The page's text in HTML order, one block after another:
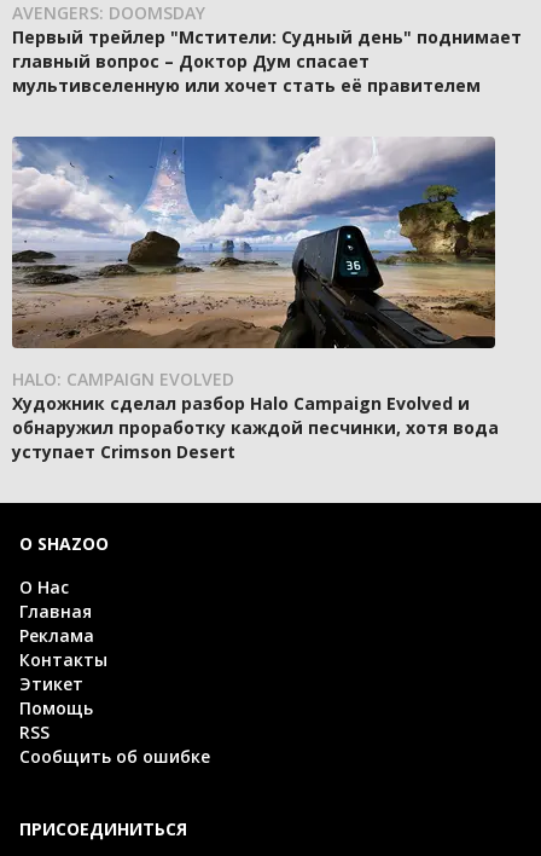
AVENGERS: DOOMSDAY
Первый трейлер "Мстители: Судный день" поднимает
главный вопрос – Доктор Дум спасает
мультивселенную или хочет стать её правителем
HALO: CAMPAIGN EVOLVED
Художник сделал разбор Halo Campaign Evolved и
обнаружил проработку каждой песчинки, хотя вода
уступает Crimson Desert
О SHAZOO
О Нас
Главная
Реклама
Контакты
Этикет
Помощь
RSS
Сообщить об ошибке
ПРИСОЕДИНИТЬСЯ